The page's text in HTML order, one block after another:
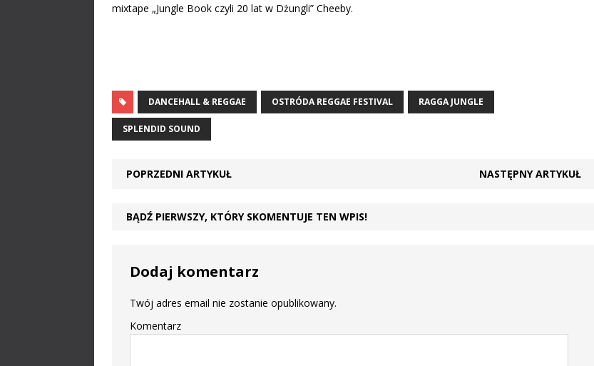
mixtape „Jungle Book czyli 20 lat w Dżungli” Cheeby.
DANCEHALL & REGGAE OSTRÓDA REGGAE FESTIVAL RAGGA JUNGLE
SPLENDID SOUND
POPRZEDNI ARTYKUŁ NASTĘPNY ARTYKUŁ
BĄDŹ PIERWSZY, KTÓRY SKOMENTUJE TEN WPIS!
Dodaj komentarz
Twój adres email nie zostanie opublikowany.
Komentarz